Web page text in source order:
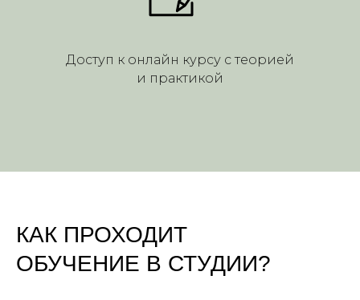
Доступ к онлайн курсу с теорией
и практикой
КАК ПРОХОДИТ
ОБУЧЕНИЕ В СТУДИИ?